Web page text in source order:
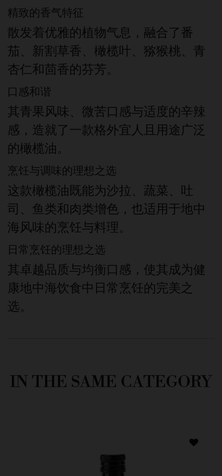
精致的香气特征
散发着优雅的植物气息，融合了番
茄、新割草香、橄榄叶、猕猴桃、青
杏仁和茴香的芬芳。
口感和谐
其青果风味、微苦口感与适度的辛辣
感，造就了一款格外宜人且用途广泛
的橄榄油。
烹饪与调味的理想之选
这款橄榄油既能为沙拉、蔬菜、吐
司、鱼类和肉类增色，也适用于地中
海风味的烹饪与料理。
日常烹饪的理想之选
其卓越品质与均衡口感，使其成为健
康地中海饮食中日常烹饪的完美之
选。
IN THE SAME CATEGORY